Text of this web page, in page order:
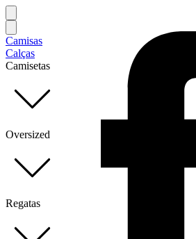
Camisas
Calças
Camisetas
Oversized
Regatas